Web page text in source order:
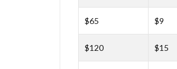
$65 $9
$120 $15